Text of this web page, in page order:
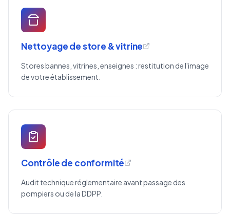
Nettoyage de store & vitrine
Stores bannes, vitrines, enseignes : restitution de l'image
de votre établissement.
Contrôle de conformité
Audit technique réglementaire avant passage des
pompiers ou de la DDPP.